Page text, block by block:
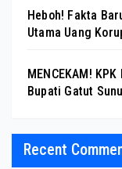
Heboh! Fakta
Utama Uang
MENCEKAM!
Bupati Gatut
Recent